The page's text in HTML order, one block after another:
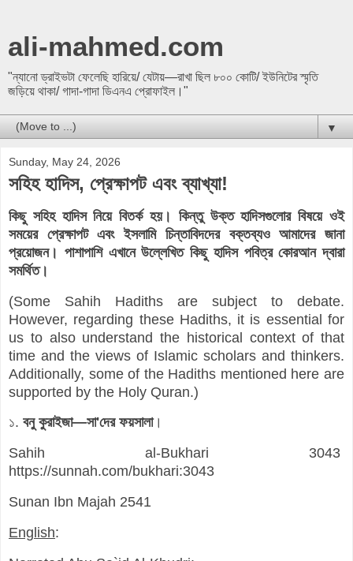
ali-mahmed.com
"ন্যানো ড্রাইভটা ফেলেছি হারিয়ে/ যেটায়—রাখা ছিল ৮০০ কোটি/ ইউনিটের স্মৃতি
জড়িয়ে থাকা/ গাদা-গাদা ডিএনএ প্রোফাইল।"
▼
Sunday, May 24, 2026
সহিহ হাদিস, প্রেক্ষাপট এবং ব্যাখ্যা!
কিছু সহিহ হাদিস নিয়ে বিতর্ক হয়। কিন্তু উক্ত হাদিসগুলোর বিষয়ে ওই
সময়ের প্রেক্ষাপট এবং ইসলামি চিন্তাবিদদের বক্তব্যও আমাদের জানা
প্রয়োজন। পাশাপাশি এখানে উল্লেখিত কিছু হাদিস পবিত্র কোরআন দ্বারা
সমর্থিত।
(Some Sahih Hadiths are subject to debate.
However, regarding these Hadiths, it is essential for
us to also understand the historical context of that
time and the views of Islamic scholars and thinkers.
Additionally, some of the Hadiths mentioned here are
supported by the Holy Quran.)
১. বনু কুরাইজা—সা'দের ফয়সালা।
Sahih al-Bukhari 3043
https://sunnah.com/bukhari:3043
Sunan Ibn Majah 2541
English: